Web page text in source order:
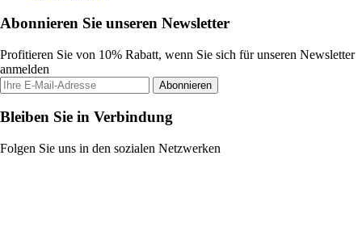
Abonnieren Sie unseren Newsletter
Profitieren Sie von 10% Rabatt, wenn Sie sich für unseren Newsletter
anmelden
Abonnieren
Bleiben Sie in Verbindung
Folgen Sie uns in den sozialen Netzwerken